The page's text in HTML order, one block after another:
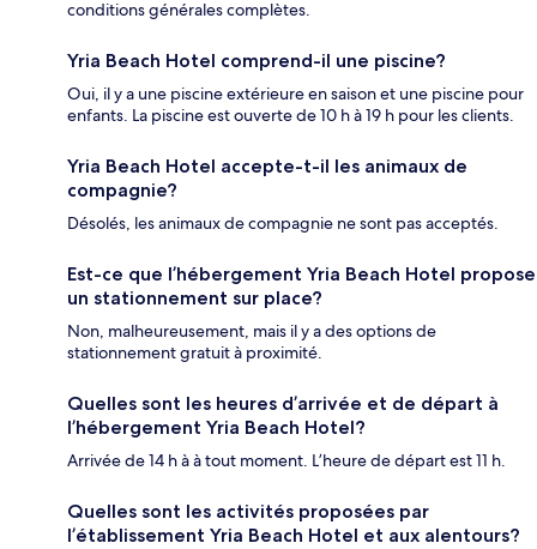
conditions générales complètes.
Yria Beach Hotel comprend-il une piscine?
Oui, il y a une piscine extérieure en saison et une piscine pour
enfants. La piscine est ouverte de 10 h à 19 h pour les clients.
Yria Beach Hotel accepte-t-il les animaux de
compagnie?
Désolés, les animaux de compagnie ne sont pas acceptés.
Est-ce que l’hébergement Yria Beach Hotel propose
un stationnement sur place?
Non, malheureusement, mais il y a des options de
stationnement gratuit à proximité.
Quelles sont les heures d’arrivée et de départ à
l’hébergement Yria Beach Hotel?
Arrivée de 14 h à à tout moment. L’heure de départ est 11 h.
Quelles sont les activités proposées par
l’établissement Yria Beach Hotel et aux alentours?